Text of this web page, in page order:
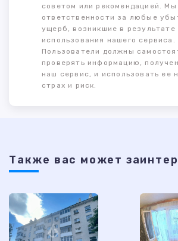
советом или рекомендацией. Мы
ответственности за любые
ущерб, возникшие в результате
использования нашего сервиса.
Пользователи должны
проверять информацию,
наш сервис, и использовать ее
страх и риск.
Также ваc может